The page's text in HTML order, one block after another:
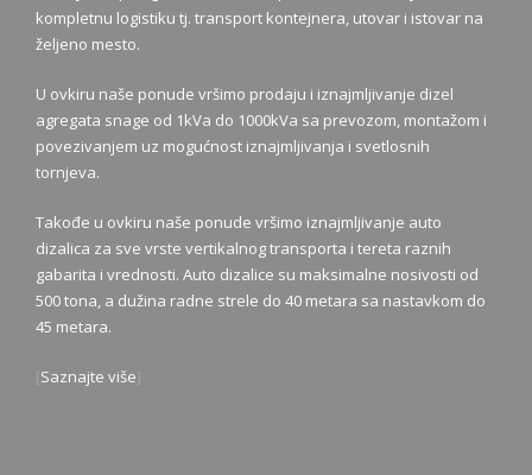
kompletnu logistiku tj. transport kontejnera, utovar i istovar na
željeno mesto.
U ovkiru naše ponude vršimo prodaju i iznajmljivanje dizel
agregata snage od 1kVa do 1000kVa sa prevozom, montažom i
povezivanjem uz mogućnost iznajmljivanja i svetlosnih
tornjeva.
Takođe u ovkiru naše ponude vršimo iznajmljivanje auto
dizalica za sve vrste vertikalnog transporta i tereta raznih
gabarita i vrednosti. Auto dizalice su maksimalne nosivosti od
500 tona, a dužina radne strele do 40 metara sa nastavkom do
45 metara.
Saznajte više